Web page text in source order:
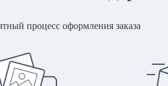
процесс оформления заказа